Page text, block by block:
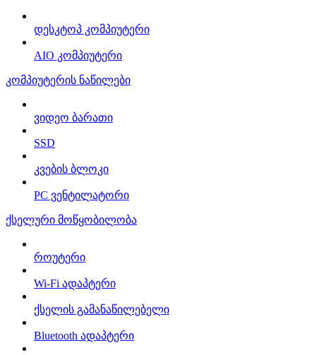
დესკტოპ კომპიუტერი
AIO კომპიუტერი
კომპიუტერის ნაწილები
ვიდეო ბარათი
SSD
კვების ბლოკი
PC ვენტილატორი
ქსელური მოწყობილობა
როუტერი
Wi-Fi ადაპტერი
ქსელის გამანაწილებელი
Bluetooth ადაპტერი